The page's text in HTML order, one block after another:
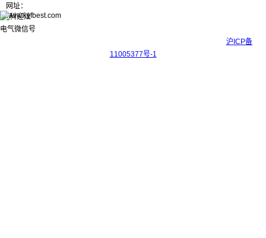
网址：
www.kyfbest.com
沪ICP备
11005377号-1